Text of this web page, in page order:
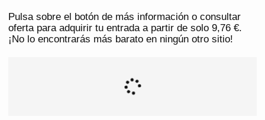
Pulsa sobre el botón de más información o consultar
oferta para adquirir tu entrada a partir de solo 9,76 €.
¡No lo encontrarás más barato en ningún otro sitio!